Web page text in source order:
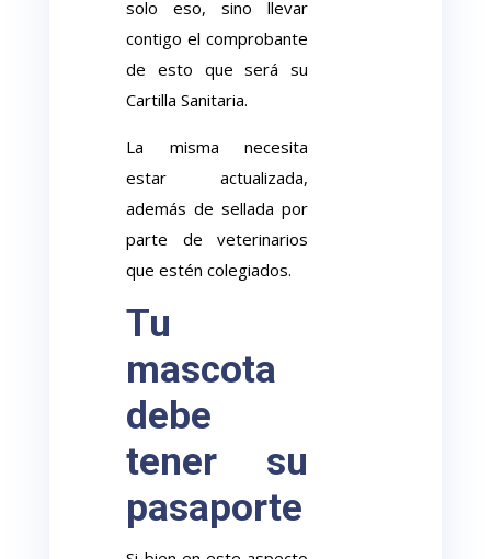
solo eso, sino llevar
contigo el comprobante
de esto que será su
Cartilla Sanitaria.
La misma necesita
estar actualizada,
además de sellada por
parte de veterinarios
que estén colegiados.
Tu
mascota
debe
tener su
pasaporte